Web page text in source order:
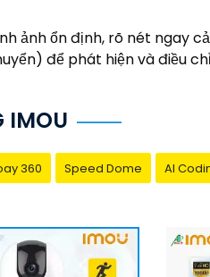
ảnh ổn định, rõ nét ngay
để phát hiện và điều
IMOU
360 Speed Dome AI